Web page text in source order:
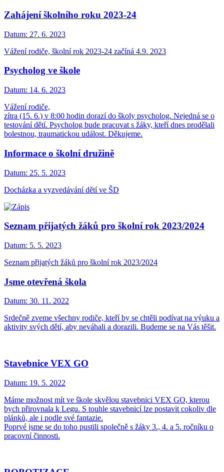
Zahájení školního roku 2023-24
Datum: 27. 6. 2023
Vážení rodiče, školní rok 2023-24 začíná 4.9. 2023
Psycholog ve škole
Datum: 14. 6. 2023
Vážení rodiče,
zítra (15. 6.) v 8:00 hodin dorazí do školy psycholog. Nejedná se o
testování dětí. Psycholog bude pracovat s žáky, kteří dnes prodělali
bolestnou, traumatickou událost. Děkujeme.
Informace o školní družině
Datum: 25. 5. 2023
Docházka a vyzvedávání dětí ve ŠD
Seznam přijatých žáků pro školní rok 2023/2024
Datum: 5. 5. 2023
Seznam přijatých žáků pro školní rok 2023/2024
Jsme otevřená škola
Datum: 30. 11. 2022
Srdečně zveme všechny rodiče, kteří by se chtěli podívat na výuku a
aktivity svých dětí, aby neváhali a dorazili. Budeme se na Vás těšit.
Stavebnice VEX GO
Datum: 19. 5. 2022
Máme možnost mít ve škole skvělou stavebnici VEX GO, kterou
bych přirovnala k Legu. S touhle stavebnicí lze postavit cokoliv dle
plánků, ale i podle své fantazie.
Poprvé jsme se do toho pustili společně s žáky 3., 4. a 5. ročníku o
pracovní činnosti.